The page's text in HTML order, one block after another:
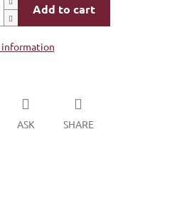
Add to cart
ASK SHARE